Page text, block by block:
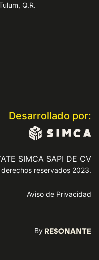
Q.R.
Desarrollado por:
SIMCA SAPI DE CV
reservados 2023.
Aviso de Privacidad
By